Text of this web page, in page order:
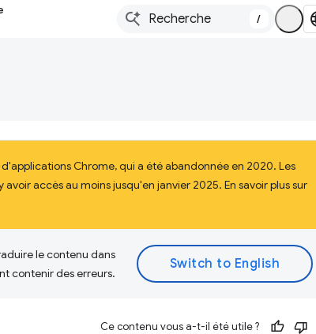
/
Chrome, qui a été abandonnée en 2020. Les
accès au moins jusqu'en janvier 2025. En savoir plus sur
le contenu dans
contenir des erreurs.
Ce contenu vous a-t-il été utile ?